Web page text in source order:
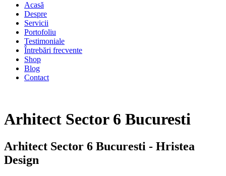
Acasă
Despre
Servicii
Portofoliu
Testimoniale
Întrebări frecvente
Shop
Blog
Contact
Arhitect Sector 6 Bucuresti
Arhitect Sector 6 Bucuresti - Hristea
Design